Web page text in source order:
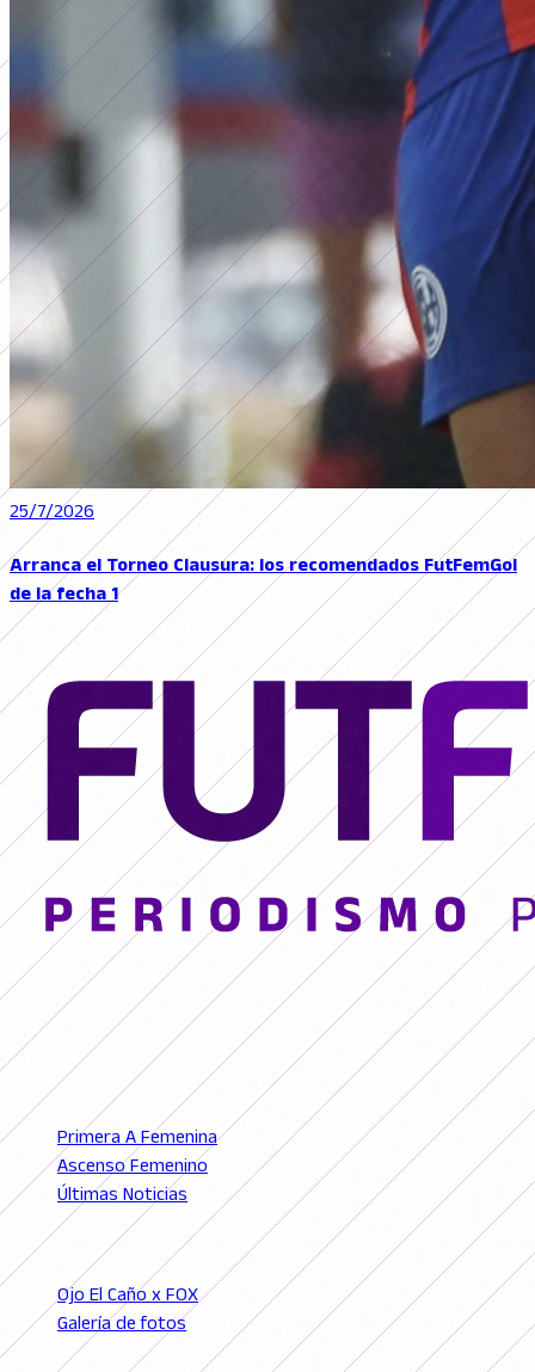
25/7/2026
Arranca el Torneo Clausura: los recomendados FutFemGol
de la fecha 1
© 2026 FutFemGol. Todos los derechos reservados.
LIGAS
Primera A Femenina
Ascenso Femenino
Últimas Noticias
SECCIONES
Ojo El Caño x FOX
Galería de fotos
Podcast